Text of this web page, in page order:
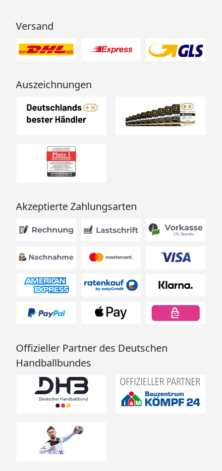
Versand
Auszeichnungen
Akzeptierte Zahlungsarten
Offizieller Partner des Deutschen
Handballbundes